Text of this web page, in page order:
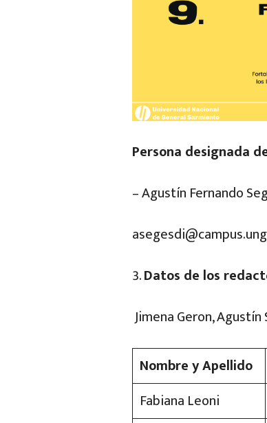
Persona designada
– Agustín Fernando
Datos de los
Jimena Geron,
Nombre y Apellido
Fabiana Leoni